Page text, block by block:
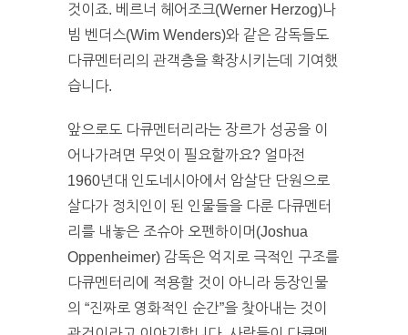
것이죠. 베르너 헤어조크(Werner Herzog)나
빔 벤더스(Wim Wenders)와 같은 감독들도
다큐멘터리의 관객층을 확장시키는데 기여했
습니다.
앞으로도 다큐멘터리라는 장르가 성공을 이
어나가려면 무엇이 필요할까요? 얼마전
1960년대 인도네시아에서 암살단 단원으로
살다가 정치인이 된 인물들을 다룬 다큐멘터
리를 내놓은 조슈아 오펜하이머(Joshua
Oppenheimer) 감독은 억지로 극적인 구조를
다큐멘터리에 적용할 것이 아니라 등장인물
의 “진짜로 영화적인 순간”을 찾아내는 것이